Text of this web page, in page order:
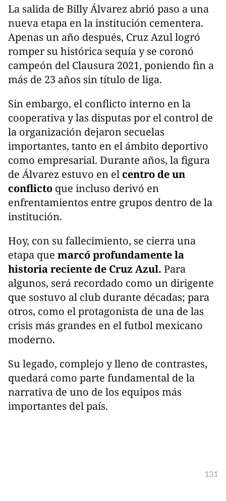
La salida de Billy Álvarez abrió paso a una
nueva etapa en la institución cementera.
Apenas un año después, Cruz Azul logró
romper su histórica sequía y se coronó
campeón del Clausura 2021, poniendo fin a
más de 23 años sin título de liga.
Sin embargo, el conflicto interno en la
cooperativa y las disputas por el control de
la organización dejaron secuelas
importantes, tanto en el ámbito deportivo
como empresarial. Durante años, la figura
de Álvarez estuvo en el centro de un
conflicto que incluso derivó en
enfrentamientos entre grupos dentro de la
institución.
Hoy, con su fallecimiento, se cierra una
etapa que marcó profundamente la
historia reciente de Cruz Azul. Para
algunos, será recordado como un dirigente
que sostuvo al club durante décadas; para
otros, como el protagonista de una de las
crisis más grandes en el futbol mexicano
moderno.
Su legado, complejo y lleno de contrastes,
quedará como parte fundamental de la
narrativa de uno de los equipos más
importantes del país.
131